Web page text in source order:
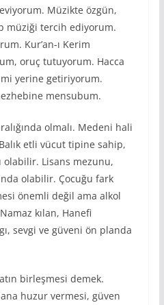
Müzikte özgün,
müziği tercih ediyorum.
Kur’an-ı Kerim
oruç tutuyorum. Hacca
yerine getiriyorum.
mensubum.
olmalı. Medeni hali
etli vücut tipine sahip,
olabilir. Lisans mezunu,
olabilir. Çocuğu fark
önemli değil ama alkol
kılan, Hanefi
sevgi ve güveni ön planda
birleşmesi demek.
huzur vermesi, güven